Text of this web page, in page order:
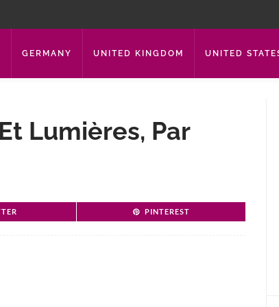
GERMANY UNITED KINGDOM UNITED
Lumières, Par
PINTEREST